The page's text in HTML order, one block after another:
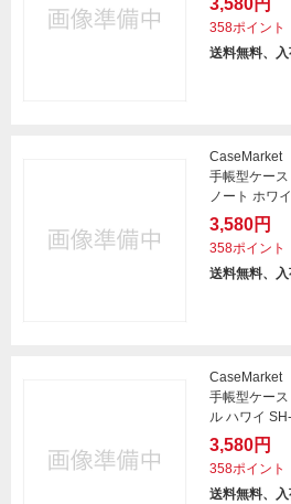
3,580円
358ポイント
送料無料、
CaseMarket
手帳型ケー
ノート ホワ
3,580円
358ポイント
送料無料、
CaseMarket
手帳型ケー
ル ハワイ
3,580円
358ポイント
送料無料、